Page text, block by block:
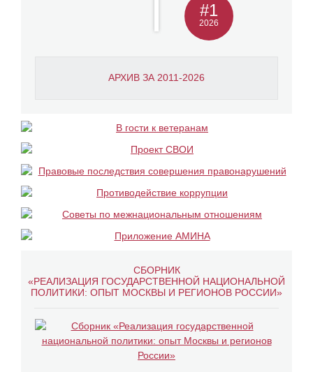
АРХИВ ЗА 2011-2026
#1
2026
СБОРНИК
«РЕАЛИЗАЦИЯ ГОСУДАРСТВЕННОЙ НАЦИОНАЛЬНОЙ
ПОЛИТИКИ: ОПЫТ МОСКВЫ И РЕГИОНОВ РОССИИ»